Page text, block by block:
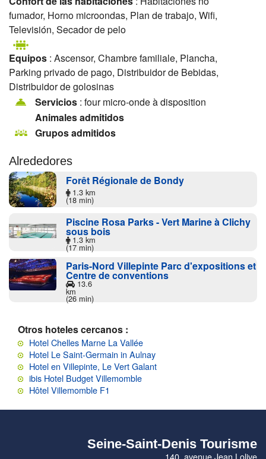
fumador, Horno microondas, Plan de trabajo, Wifi,
Televisión, Secador de pelo
Equipos : Ascensor, Chambre familiale, Plancha,
Parking privado de pago, Distribuidor de Bebidas,
Distribuidor de golosinas
Servicios : four micro-onde à disposition
Animales admitidos
Grupos admitidos
Alrededores
Forêt Régionale de Bondy
1.3 km
(18 min)
Piscine Rosa Parks - Vert Marine à Clichy
sous bois
1.3 km
(17 min)
Paris-Nord Villepinte Parc d'expositions et
Centre de conventions
13.6
km
(26 min)
Otros hoteles cercanos :
Hotel Chelles Marne La Vallée
Hotel Le Saint-Germain in Aulnay
Hotel en Villepinte, Le Vert Galant
ibis Hotel Budget Villemomble
Hôtel Villemomble F1
Seine-Saint-Denis Tourisme
140, avenue Jean Lolive